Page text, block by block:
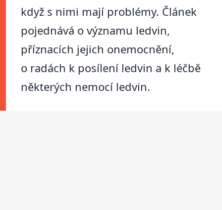
když s nimi mají problémy. Článek
pojednává o významu ledvin,
příznacích jejich onemocnění,
o radách k posílení ledvin a k léčbě
některých nemocí ledvin.